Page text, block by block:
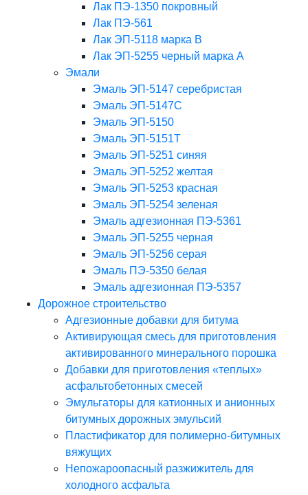
Лак ПЭ-1350 покровный
Лак ПЭ-561
Лак ЭП-5118 марка В
Лак ЭП-5255 черный марка А
Эмали
Эмаль ЭП-5147 серебристая
Эмаль ЭП-5147С
Эмаль ЭП-5150
Эмаль ЭП-5151Т
Эмаль ЭП-5251 синяя
Эмаль ЭП-5252 желтая
Эмаль ЭП-5253 красная
Эмаль ЭП-5254 зеленая
Эмаль адгезионная ПЭ-5361
Эмаль ЭП-5255 черная
Эмаль ЭП-5256 серая
Эмаль ПЭ-5350 белая
Эмаль адгезионная ПЭ-5357
Дорожное строительство
Адгезионные добавки для битума
Активирующая смесь для приготовления
активированного минерального порошка
Добавки для приготовления «теплых»
асфальтобетонных смесей
Эмульгаторы для катионных и анионных
битумных дорожных эмульсий
Пластификатор для полимерно-битумных
вяжущих
Непожароопасный разжижитель для
холодного асфальта